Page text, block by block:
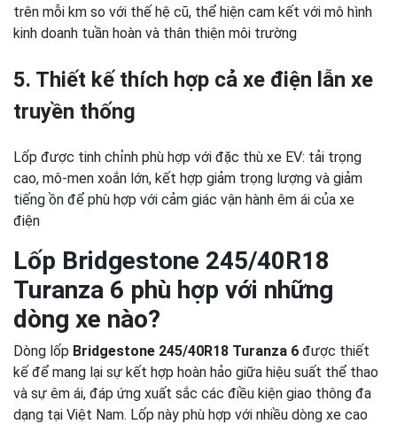
trên mỗi km so với thế hệ cũ, thể hiện cam kết với mô hình
kinh doanh tuần hoàn và thân thiện môi trường
5. Thiết kế thích hợp cả xe điện lẫn xe
truyền thống
Lốp được tinh chỉnh phù hợp với đặc thù xe EV: tải trọng
cao, mô-men xoắn lớn, kết hợp giảm trọng lượng và giảm
tiếng ồn để phù hợp với cảm giác vận hành êm ái của xe
điện
Lốp Bridgestone 245/40R18
Turanza 6 phù hợp với những
dòng xe nào?
Dòng lốp Bridgestone 245/40R18 Turanza 6 được thiết
kế để mang lại sự kết hợp hoàn hảo giữa hiệu suất thể thao
và sự êm ái, đáp ứng xuất sắc các điều kiện giao thông đa
dạng tại Việt Nam. Lốp này phù hợp với nhiều dòng xe cao